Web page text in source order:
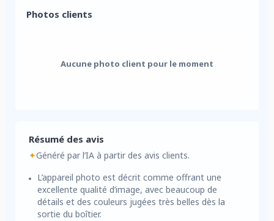
Photos clients
Aucune photo client pour le moment
Résumé des avis
✦Généré par l’IA à partir des avis clients.
L’appareil photo est décrit comme offrant une
excellente qualité d’image, avec beaucoup de
détails et des couleurs jugées très belles dès la
sortie du boîtier.